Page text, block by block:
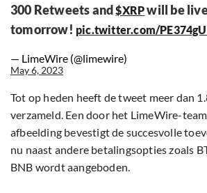
300 Retweets and$XRPwill be
tomorrow! pic.twitter.com/
— LimeWire (@limewire)
May 6, 2023
Tot op heden heeft de tweet meer dan
verzameld. Een door het LimeWire-
afbeelding bevestigt de succesvolle
nu naast andere betalingsopties zoals
BNB wordt aangeboden.